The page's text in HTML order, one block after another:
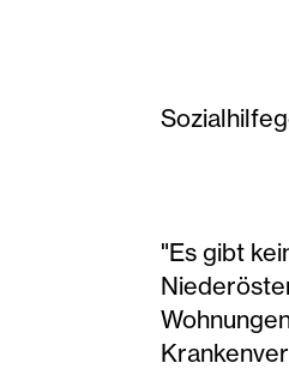
"Es gibt